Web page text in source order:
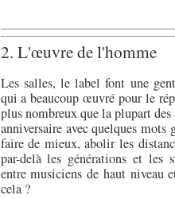
2. L'œuvre de l'homme
Les salles, le label font une
qui a beaucoup œuvré pour le
plus nombreux que la plupart
anniversaire avec quelques
faire de mieux, abolir les
par-delà les générations et les
entre musiciens de haut
cela ?